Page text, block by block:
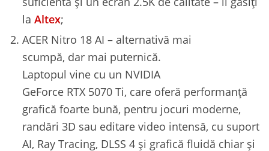
la Altex;
ACER Nitro 18 AI – alternativă mai
scumpă, dar mai puternică.
Laptopul vine cu un NVIDIA
GeForce RTX 5070 Ti, care oferă performanță
grafică foarte bună, pentru jocuri moderne,
randări 3D sau editare video intensă, cu suport
AI, Ray Tracing, DLSS 4 și grafică fluidă chiar și